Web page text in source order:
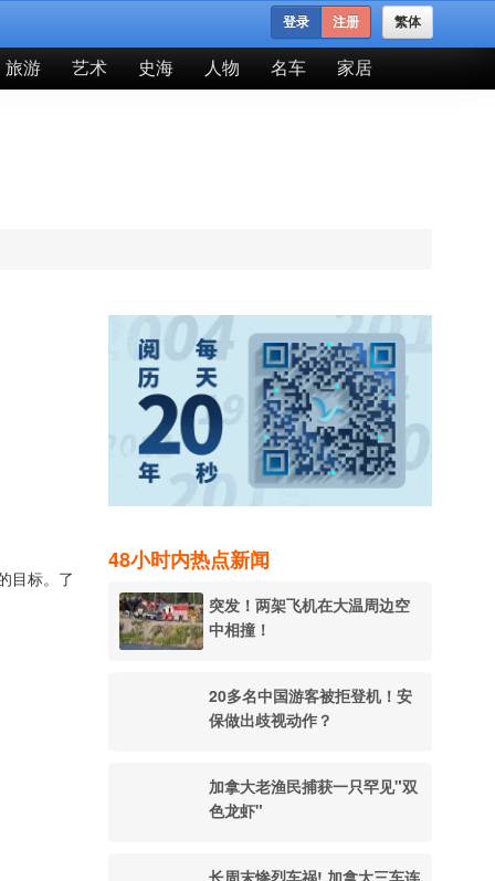
繁体
登录 注册
旅游 艺术 史海 人物 名车 家居
目标。了
48小时内热点新闻
突发！两架飞机在大温周边空
中相撞！
20多名中国游客被拒登机！安
保做出歧视动作？
加拿大老渔民捕获一只罕见"双
色龙虾"